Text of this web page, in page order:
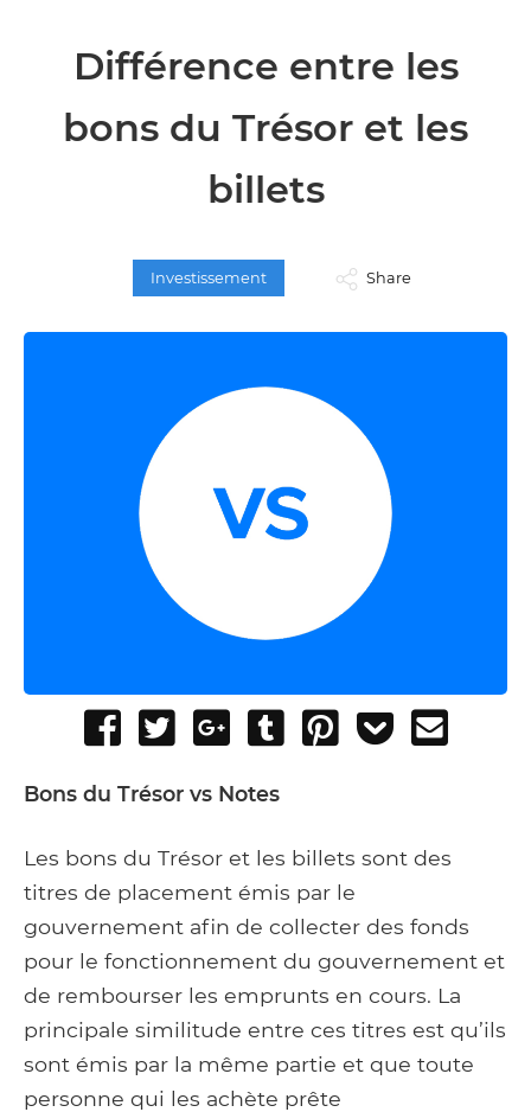
Différence entre les
bons du Trésor et les
billets
Investissement Share
Share
Facebook
Tweet
Share
Google+
Post
Pin
Add
Bons du Trésor vs Notes
Les bons du Trésor et les billets sont des
titres de placement émis par le
gouvernement afin de collecter des fonds
pour le fonctionnement du gouvernement et
de rembourser les emprunts en cours. La
principale similitude entre ces titres est qu’ils
sont émis par la même partie et que toute
personne qui les achète prête